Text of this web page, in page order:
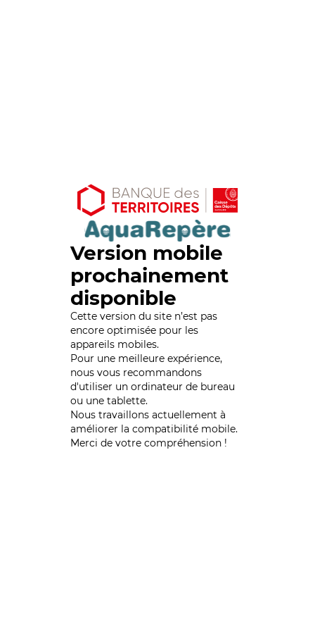
Version mobile
prochainement
disponible
Cette version du site n’est pas
encore optimisée pour les
appareils mobiles.
Pour une meilleure expérience,
nous vous recommandons
d'utiliser un ordinateur de bureau
ou une tablette.
Nous travaillons actuellement à
améliorer la compatibilité mobile.
Merci de votre compréhension !